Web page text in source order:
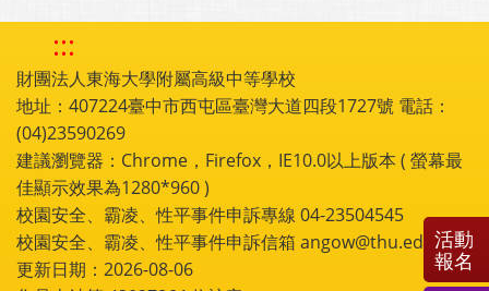
:::
財團法人東海大學附屬高級中等學校
地址：407224臺中市西屯區臺灣大道四段1727號 電話：
(04)23590269
建議瀏覽器：Chrome，Firefox，IE10.0以上版本 ( 螢幕最
佳顯示效果為1280*960 )
校園安全、霸凌、性平事件申訴專線 04-23504545
校園安全、霸凌、性平事件申訴信箱 angow@thu.edu.tw
更新日期：2026-08-06
活動
報名